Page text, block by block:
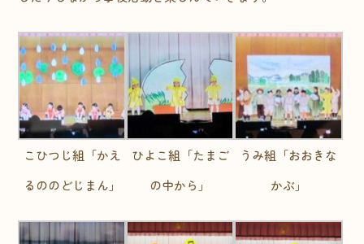
こひつじ組「かえ
るののどじまん」
ひよこ組「たまご
の中から」
うみ組「おおきな
かぶ」